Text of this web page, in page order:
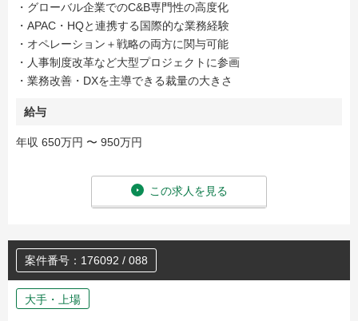
・グローバル企業でのC&B専門性の高度化
・APAC・HQと連携する国際的な業務経験
・オペレーション＋戦略の両方に関与可能
・人事制度改革など大型プロジェクトに参画
・業務改善・DXを主導できる裁量の大きさ
給与
年収 650万円 〜 950万円
この求人を見る
案件番号：176092 / 088
大手・上場